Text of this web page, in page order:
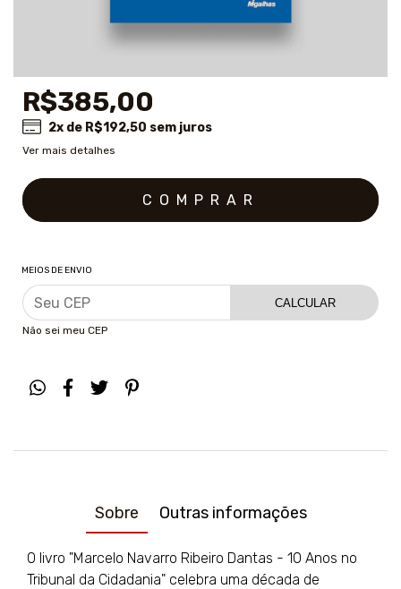
R$385,00
2x de R$192,50 sem juros
Ver mais detalhes
MEIOS DE ENVIO
CALCULAR
Não sei meu CEP
Sobre Outras informações
O livro "Marcelo Navarro Ribeiro Dantas - 10 Anos no
Tribunal da Cidadania" celebra uma década de